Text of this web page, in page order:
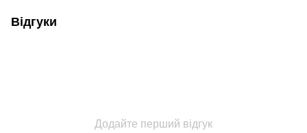
Відгуки
Додайте перший відгук